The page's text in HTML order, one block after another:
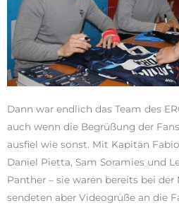
Dann war endlich das Team des
auch wenn die Begrüßung der
ausfiel wie sonst. Mit Kapitän
Daniel Pietta, Sam Soramies und
Panther – sie waren bereits bei
sendeten aber Videogrüße an die